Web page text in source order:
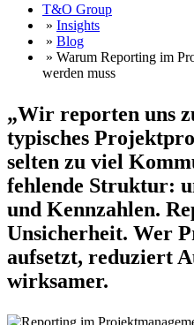
T&O Group
» Insights
» Blog
» Warum Reporting im
werden muss
„Wir reporten uns
typisches
selten zu viel
fehlende Struktur:
und Kennzahlen.
Unsicherheit. Wer
aufsetzt, reduziert
wirksamer.